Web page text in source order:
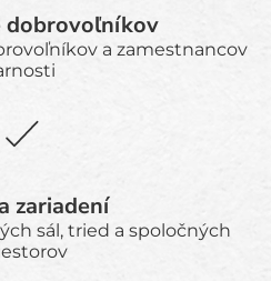
dobrovoľníkov
a zamestnancov
zariadení
sál, tried a spoločných